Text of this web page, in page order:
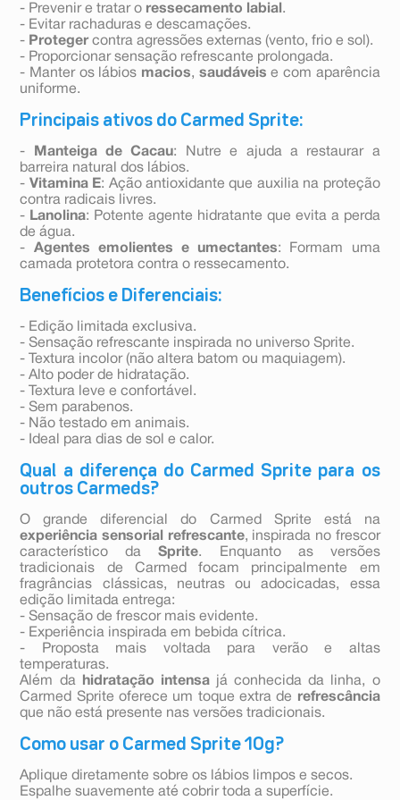
- Prevenir e tratar o ressecamento labial .
- Evitar rachaduras e descamações.
- Protegercontra agressões externas (vento, frio e sol).
- Proporcionar sensação refrescante prolongada.
- Manter os lábios macios, saudáveis e com aparência
uniforme.
Principais ativos do Carmed Sprite:
- Manteiga de Cacau: Nutre e ajuda a restaurar a
barreira natural dos lábios.
- Vitamina E: Ação antioxidante que auxilia na proteção
contra radicais livres.
- Lanolina: Potente agente hidratante que evita a perda
de água.
- Agentes emolientes e umectantes: Formam uma
camada protetora contra o ressecamento.
Benefícios e Diferenciais:
- Edição limitada exclusiva.
- Sensação refrescante inspirada no universo Sprite.
- Textura incolor (não altera batom ou maquiagem).
- Alto poder de hidratação.
- Textura leve e confortável.
- Sem parabenos.
- Não testado em animais.
- Ideal para dias de sol e calor.
Qual a diferença do Carmed Sprite para os
outros Carmeds?
O grande diferencial do Carmed Sprite está na
experiência sensorial refrescante, inspirada no frescor
característico daSprite. Enquanto as versões
tradicionais de Carmed focam principalmente em
fragrâncias clássicas, neutras ou adocicadas, essa
edição limitada entrega:
- Sensação de frescor mais evidente.
- Experiência inspirada em bebida cítrica.
- Proposta mais voltada para verão e altas
temperaturas.
Além dahidratação intensajá conhecida da linha, o
Carmed Sprite oferece um toque extra de refrescância
que não está presente nas versões tradicionais.
Como usar o Carmed Sprite 10g?
Aplique diretamente sobre os lábios limpos e secos.
Espalhe suavemente até cobrir toda a superfície.